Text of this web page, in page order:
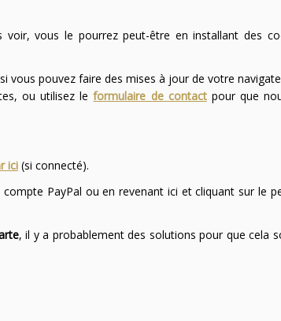
vous le pourrez peut-être en installant des
vous pouvez faire des mises à jour de votre
ou utilisez leformulaire de contactpour que
ici(si connecté).
PayPal ou en revenant ici et cliquant sur le
, il y a probablement des solutions pour que cela